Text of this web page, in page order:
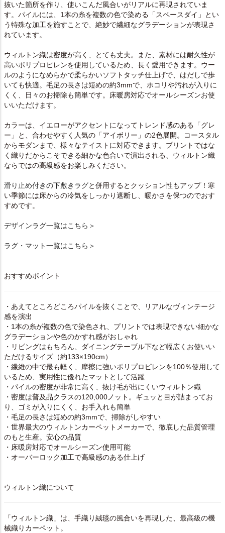
抜いた箇所を作り、使いこんだ風合いがリアルに再現されていま
す。パイルには、1本の糸を複数の色で染める「スペースダイ」とい
う特殊な加工を施すことで、絶妙で繊細なグラデーションが表現さ
れています。
ウィルトン織は密度が高く、とても丈夫。また、素材には耐久性が
高いポリプロピレンを使用しているため、長く愛用できます。ウー
ルのようになめらかで柔らかいソフトタッチ仕上げで、はだしで歩
いても快適。毛足の長さは短めの約3mmで、ホコリや汚れが入りに
くく、日々のお掃除も簡単です。床暖房対応でオールシーズンお使
いいただけます。
カラーは、イエローがアクセントになってトレンド感のある「グレ
ー」と、合わせやすく人気の「アイボリー」の2色展開。コースタル
からモダンまで、様々なテイストに対応できます。プリントではな
く織りだからこそできる細かな色合いで演出される、ウィルトン織
ならではの高級感をお楽しみください。
滑り止め付きの下敷きラグと併用するとクッション性もアップ！寒
い季節には床からの冷気をしっかり遮断し、暖かさを保つのでおす
すめです。
デザインラグ一覧はこちら＞
ラグ・マット一覧はこちら＞
おすすめポイント
・あえてところどころパイルを抜くことで、リアルなヴィンテージ
感を演出
・1本の糸が複数の色で染色され、プリントでは表現できない細かな
グラデーションや色のかすれ感がおしゃれ
・リビングはもちろん、ダイニングテーブル下など幅広くお使いい
ただけるサイズ（約133×190cm）
・繊維の中で最も軽く、摩擦に強いポリプロピレンを100％使用して
いるため、実用性に優れたマットとして活躍
・パイルの密度が非常に高く、抜け毛が出にくいウィルトン織
・密度は普及品クラスの120,000ノット。ギュッと目が詰まってお
り、ゴミが入りにくく、お手入れも簡単
・毛足の長さは短めの約3mmで、掃除がしやすい
・世界最大のウィルトンカーペットメーカーで、徹底した品質管理
のもと生産。安心の品質
・床暖房対応でオールシーズン使用可能
・オーバーロック加工で高級感のある仕上げ
ウィルトン織について
「ウィルトン織」は、手織り絨毯の風合いを再現した、最高級の機
械織りカーペット。